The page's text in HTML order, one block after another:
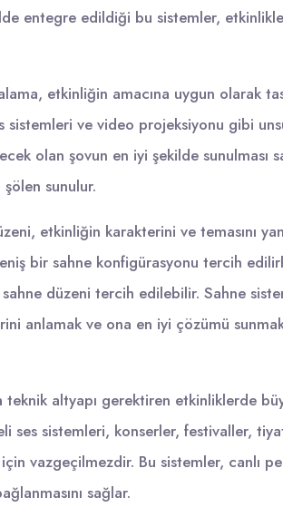
entegre edildiği bu sistemler,
etkinliğin amacına uygun olarak
sistemleri ve video projeksiyonu gibi
olan şovun en iyi şekilde sunulması
sunulur.
etkinliğin karakterini ve temasını
bir sahne konfigürasyonu tercih
düzeni tercih edilebilir. Sahne
anlamak ve ona en iyi çözümü
teknik altyapı gerektiren etkinliklerde
ses sistemleri, konserler, festivaller,
vazgeçilmezdir. Bu sistemler, canlı
sağlar.